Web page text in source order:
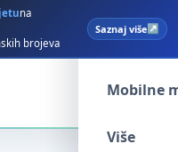
na
brojeva
Saznaj više
Spam
Mobilne
Više